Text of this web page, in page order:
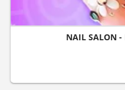
NAIL SALON -